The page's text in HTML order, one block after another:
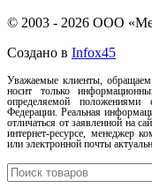
© 2003 - 2026 ООО
Создано в Infox45
Уважаемые клиенты,
носит только
определяемой положениями
Федерации. Реальная
отличаться от заявленной на
интернет-ресурсе, менеджер
или электронной почты